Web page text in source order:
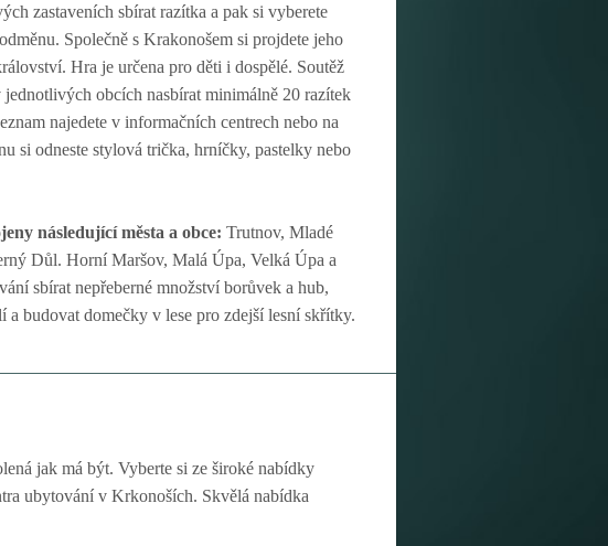
zastaveních sbírat razítka a pak si vyberete
Společně s Krakonošem si projdete jeho
Hra je určena pro děti i dospělé. Soutěž
obcích nasbírat minimálně 20 razítek
najedete v informačních centrech nebo na
si odneste stylová trička, hrníčky, pastelky nebo
následující města a obce: Trutnov, Mladé
Důl. Horní Maršov, Malá Úpa, Velká Úpa a
sbírat nepřeberné množství borůvek a hub,
budovat domečky v lese pro zdejší lesní skřítky.
jak má být. Vyberte si ze široké nabídky
ubytování v Krkonoších. Skvělá nabídka